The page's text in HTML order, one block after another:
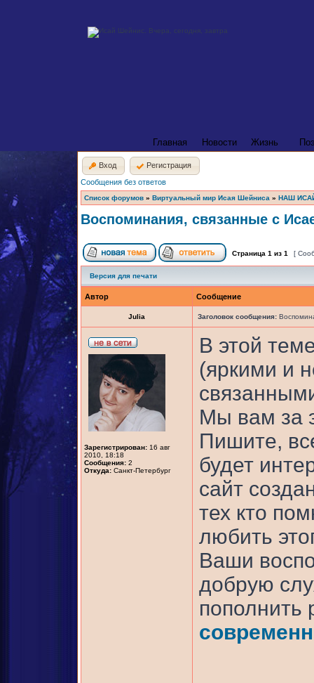
Главная Новости Жизнь
Вход
Регистрация
Сообщения без ответов
Список форумов » Виртуальный мир Исая Шейниса » НАШ
Воспоминания, связанные с
Страница 1 из 1 [
Версия для печати
Автор Сообщение
Julia Заголовок сообщения:
Зарегистрирован: 16 авг
2010, 18:18
Сообщения: 2
Откуда: Санкт-Петербург
В этой
(яркими и
Мы вам за
Пишите,
будет
сайт
тех кто
любить
Ваши
добрую
пополнить